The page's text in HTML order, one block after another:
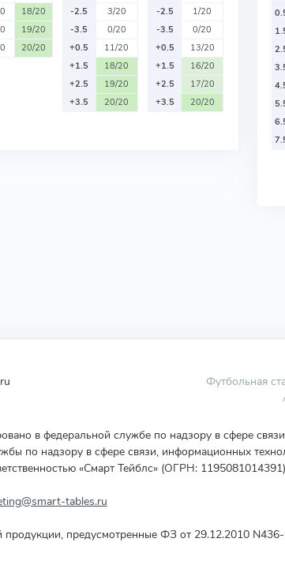
18/20
19/20
20/20
-2.5
3/20
-3.5
0/20
+0.5
11/20
+1.5
18/20
+2.5
19/20
+3.5
20/20
-2.5
1/20
-3.5
0/20
+0.5
13/20
+1.5
16/20
+2.5
17/20
+3.5
20/20
Футбольная
в федеральной службе по надзору в сфере
по надзору в сфере связи, информационных
«Смарт Тейблс» (ОГРН: 1195081014391)
tables.ru
продукции, предусмотренные ФЗ от 29.12.2010